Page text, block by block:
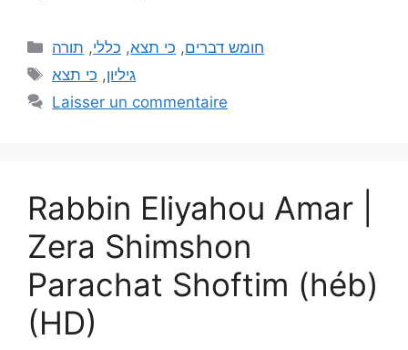
חומש דברים, כי תצא, כללי, תורה
גיליון, כי תצא
Laisser un commentaire
Rabbin Eliyahou Amar |
Zera Shimshon
Parachat Shoftim (héb)
(HD)